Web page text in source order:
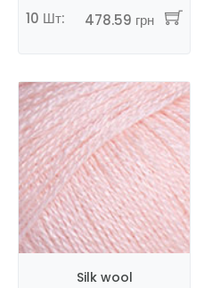
10 Шт:
478.59 грн
Silk wool